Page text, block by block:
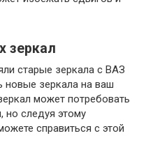
зеркал
старые зеркала с ВАЗ
новые зеркала на ваш
может потребовать
но следуя этому
справиться с этой